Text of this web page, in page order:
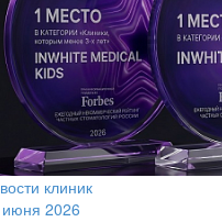
клиник
2026